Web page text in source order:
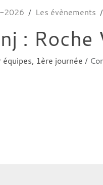
2026 Les évènements
:
équipes, 1ère journée /